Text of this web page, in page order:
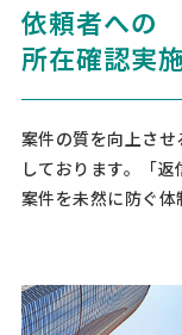
依頼者への
所在確認実
案件の質を向上さ
しております。「
案件を未然に防ぐ体
月額予算
[依頼・相談したい
パンツ シャツ バッグ
[依頼・相談したい
望、備考]
総額予算